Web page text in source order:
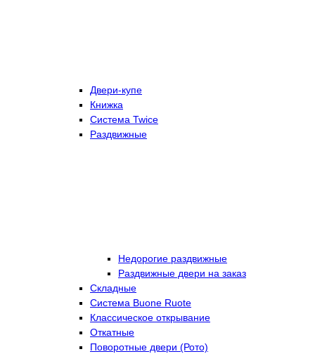
Двери-купе
Книжка
Система Twice
Раздвижные
Недорогие раздвижные
Раздвижные двери на заказ
Складные
Cистема Buone Ruote
Классическое открывание
Откатные
Поворотные двери (Рото)